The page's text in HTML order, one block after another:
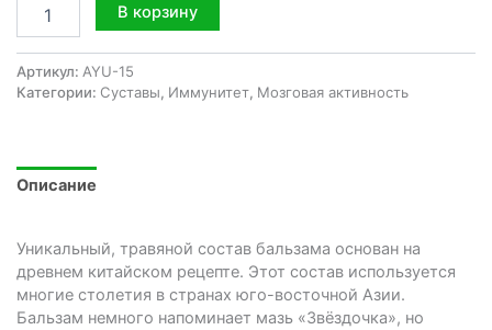
товара
Красный
бальзам
21
В корзину
Артикул: AYU-15
Категории: Cуставы, Иммунитет, Мозговая активность
Описание
Уникальный, травяной состав бальзама основан на
древнем китайском рецепте. Этот состав используется
многие столетия в странах юго-восточной Азии.
Бальзам немного напоминает мазь «Звёздочка», но